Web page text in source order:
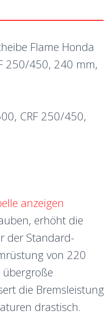
Flame Honda
250/450, 240 mm,
CRF 250/450,
anzeigen
erhöht die
der Standard-
von 220
die Bremsleistung
drastisch.